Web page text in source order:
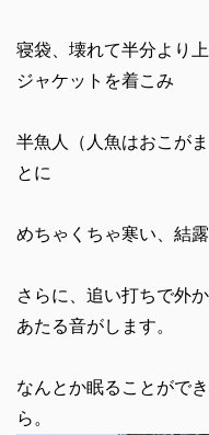
寝袋、壊れて半分より
ジャケットを着こみ
半魚人（人魚はおこが
とに
めちゃくちゃ寒い、結
さらに、追い打ちで外
あたる音がします。
なんとか眠ることがで
ら。